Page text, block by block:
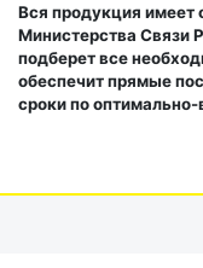
Вся продукция имеет
Министерства Связи
подберет все
обеспечит прямые
сроки по